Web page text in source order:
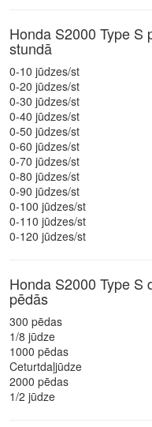
Honda S2000 Type S
stundā
0-10 jūdzes/st
0-20 jūdzes/st
0-30 jūdzes/st
0-40 jūdzes/st
0-50 jūdzes/st
0-60 jūdzes/st
0-70 jūdzes/st
0-80 jūdzes/st
0-90 jūdzes/st
0-100 jūdzes/st
0-110 jūdzes/st
0-120 jūdzes/st
Honda S2000 Type S
pēdās
300 pēdas
1/8 jūdze
1000 pēdas
Ceturtdaļjūdze
2000 pēdas
1/2 jūdze